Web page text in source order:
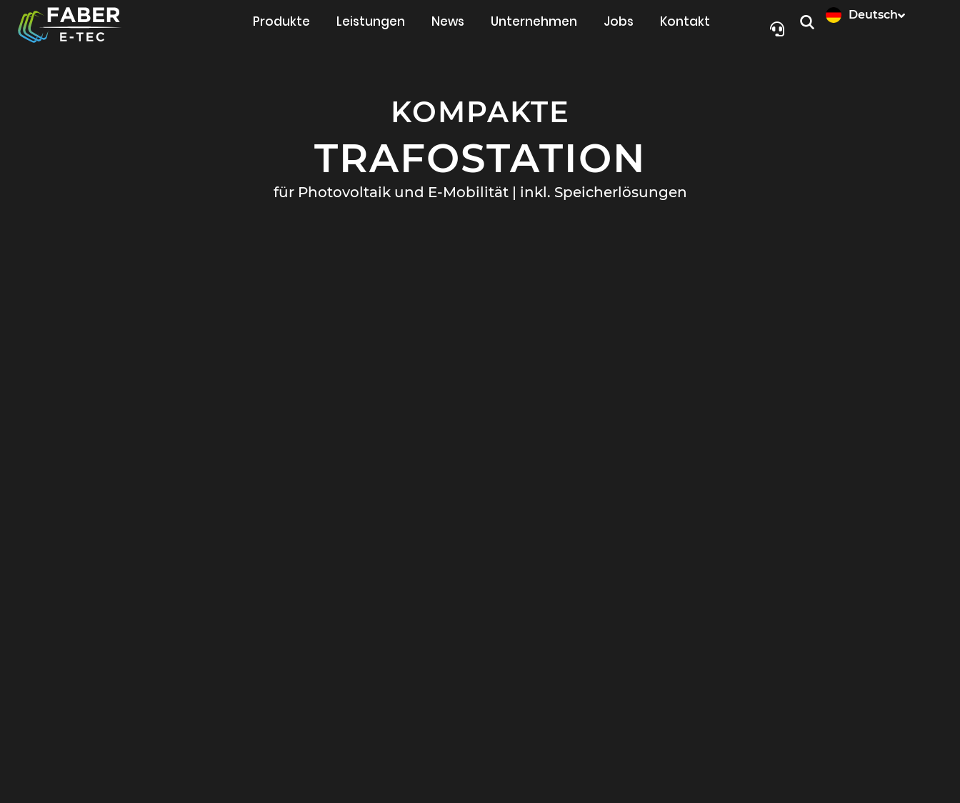
Produkte Leistungen News Unternehmen Jobs Kontakt Deutsch
KOMPAKTE
TRAFOSTATION
für Photovoltaik und E-Mobilität | inkl. Speicherlösungen